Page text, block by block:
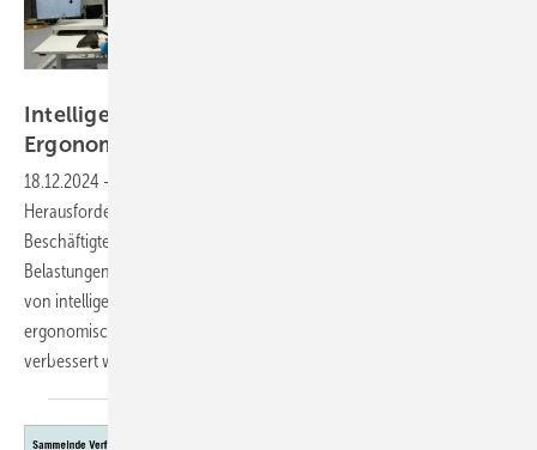
Intelligente Sensoren verbessern die
Ergonomie in der
18.12.2024 -
Herausforderungen für die Industrie. Der steigende Anteil älterer
Beschäftigter erfordert eine stärkere Berücksichtigung ergonomischer
Belastungen und gesundheitlicher Risiken am Arbeitsplatz. Mithilfe
von intelligenter Sensorik können Bewegungen analysiert,
ergonomische Bedingungen bewertet und Arbeitsabläufe gezielt
verbessertwerden.